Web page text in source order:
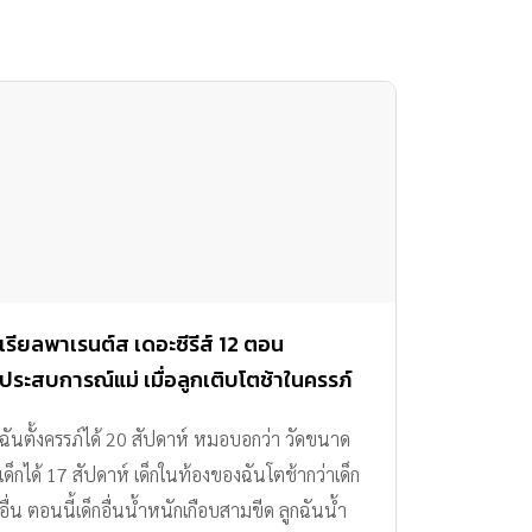
เรียลพาเรนต์ส เดอะซีรีส์ 12 ตอน
ประสบการณ์แม่ เมื่อลูกเติบโตช้าในครรภ์
ฉันตั้งครรภ์ได้ 20 สัปดาห์ หมอบอกว่า วัดขนาด
เด็กได้ 17 สัปดาห์ เด็กในท้องของฉันโตช้ากว่าเด็ก
อื่น ตอนนี้เด็กอื่นน้ำหนักเกือบสามขีด ลูกฉันน้ำ